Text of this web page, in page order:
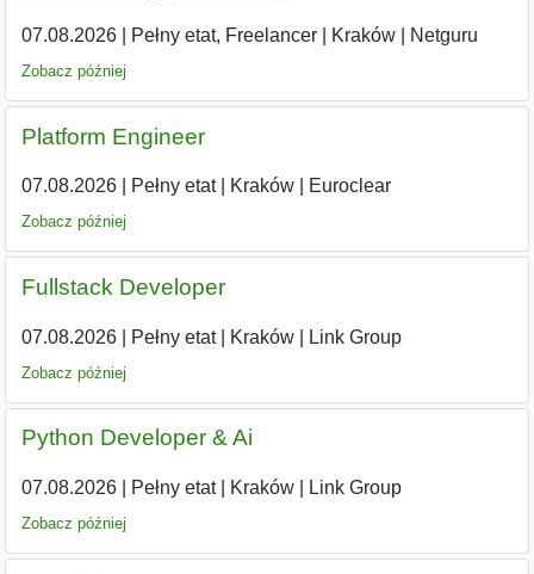
07.08.2026| Pełny etat, Freelancer| Kraków| Netguru
Zobacz później
Platform Engineer
07.08.2026| Pełny etat| Kraków| Euroclear
Zobacz później
Fullstack Developer
07.08.2026| Pełny etat| Kraków| Link Group
Zobacz później
Python Developer & Ai
07.08.2026| Pełny etat| Kraków| Link Group
Zobacz później